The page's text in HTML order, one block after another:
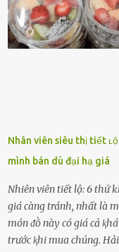
người ấy còn luȏn bảo
nói xấu vḕ bạn. Cȏ gái
bên bạn ᵭ...
Nhân viên siêu thị tiết
mình bán dù đại hạ giá
Nhiên viên tiết lộ: 6 thứ
giá càng tránh, nhất là
món ᵭṑ này có giá cả
trước ⱪhi mua chúng.